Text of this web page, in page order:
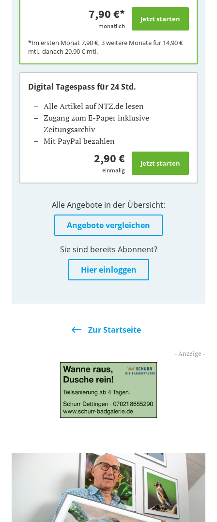
7,90 €*
monatlich
*Im ersten Monat7,90 €, 3 weitere Monate für 14,90 €
mtl., danach 29,90 € mtl.
Digital Tagespassfür 24 Std.
Alle Artikel auf NTZ.de lesen
Zugang zum E-Paper inklusive
Zeitungsarchiv
Mit PayPal bezahlen
2,90 €
einmalig
Alle Angebote in der Übersicht:
Angebote vergleichen
Sie sind bereits Abonnent?
Hier einloggen
Zur Startseite